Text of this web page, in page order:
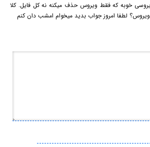
خوبه که فقط ویروس حذف میکنه نه کل فایل. کلا
ویروس؟ لطفا امروز جواب بدید میخوام امشب دان کنم